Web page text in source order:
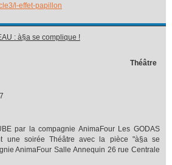
l-effet-papillon
: à§a se complique !
Théâtre
par la compagnie AnimaFour Les GODAS
une soirée Théâtre avec la pièce "à§a se
AnimaFour Salle Annequin 26 rue Centrale